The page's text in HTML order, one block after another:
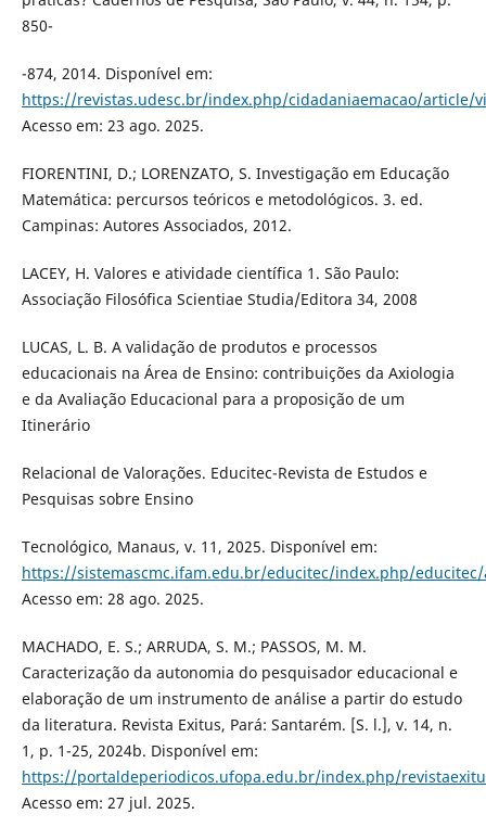
850-
-874, 2014. Disponível em:
https://revistas.udesc.br/index.php/cidadaniaemacao/article/
Acesso em: 23 ago. 2025.
FIORENTINI, D.; LORENZATO, S. Investigação em Educação
Matemática: percursos teóricos e metodológicos. 3. ed.
Campinas: Autores Associados, 2012.
LACEY, H. Valores e atividade científica 1. São Paulo:
Associação Filosófica Scientiae Studia/Editora 34, 2008
LUCAS, L. B. A validação de produtos e processos
educacionais na Área de Ensino: contribuições da Axiologia
e da Avaliação Educacional para a proposição de um
Itinerário
Relacional de Valorações. Educitec-Revista de Estudos e
Pesquisas sobre Ensino
Tecnológico, Manaus, v. 11, 2025. Disponível em:
https://sistemascmc.ifam.edu.br/educitec/index.php/
Acesso em: 28 ago. 2025.
MACHADO, E. S.; ARRUDA, S. M.; PASSOS, M. M.
Caracterização da autonomia do pesquisador educacional e
elaboração de um instrumento de análise a partir do estudo
da literatura. Revista Exitus, Pará: Santarém. [S. l.], v. 14, n.
1, p. 1-25, 2024b. Disponível em:
https://portaldeperiodicos.ufopa.edu.br/index.php/
Acesso em: 27 jul. 2025.